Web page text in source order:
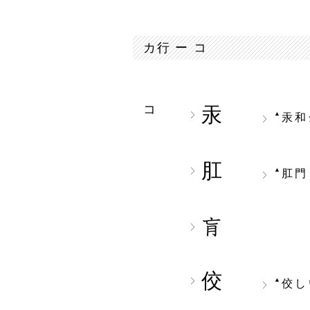
カ行 ー コ
コ 汞 ▲ 汞
肛 ▲ 肛門
佼 ▲ 佼